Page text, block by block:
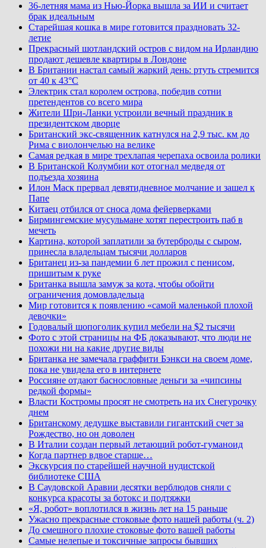
36-летняя мама из Нью-Йорка вышла за ИИ и считает
брак идеальным
Старейшая кошка в мире готовится праздновать 32-
летие
Прекрасный шотландский остров с видом на Ирландию
продают дешевле квартиры в Лондоне
В Британии настал самый жаркий день: ртуть стремится
от 40 к 43°C
Электрик стал королем острова, победив сотни
претендентов со всего мира
Жители Шри-Ланки устроили вечный праздник в
президентском дворце
Британский экс-священник катнулся на 2,9 тыс. км до
Рима с виолончелью на велике
Самая редкая в мире трехлапая черепаха освоила ролики
В Британской Колумбии кот отогнал медведя от
подъезда хозяина
Илон Маск прервал девятидневное молчание и зашел к
Папе
Китаец отбился от сноса дома фейерверками
Бирмингемские мусульмане хотят перестроить паб в
мечеть
Картина, которой заплатили за бутерброды с сыром,
принесла владельцам тысячи долларов
Британец из-за пандемии 6 лет прожил с пенисом,
пришитым к руке
Британка вышла замуж за кота, чтобы обойти
ограничения домовладельца
Мир готовится к появлению «самой маленькой плохой
девочки»
Годовалый шопоголик купил мебели на $2 тысячи
Фото с этой страницы на ФБ доказывают, что люди не
похожи ни на какие другие виды
Британка не замечала граффити Бэнкси на своем доме,
пока не увидела его в интернете
Россияне отдают баснословные деньги за «чипсины
редкой формы»
Власти Костромы просят не смотреть на их Снегурочку
днем
Британскому дедушке выставили гигантский счет за
Рождество, но он доволен
В Италии создан первый летающий робот-гуманоид
Когда партнер вдвое старше…
Экскурсия по старейшей научной нудистской
библиотеке США
В Саудовской Аравии десятки верблюдов сняли с
конкурса красоты за ботокс и подтяжки
«Я, робот» воплотился в жизнь лет на 15 раньше
Ужасно прекрасные стоковые фото нашей работы (ч. 2)
До смешного плохие стоковые фото вашей работы
Самые нелепые и токсичные запросы бывших